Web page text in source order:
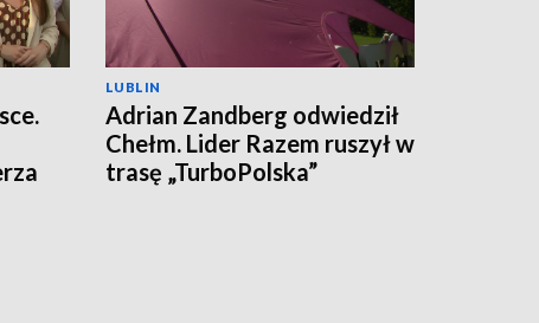
LUBLIN
Adrian Zandberg odwiedził
Chełm. Lider Razem ruszył w
trasę „TurboPolska”